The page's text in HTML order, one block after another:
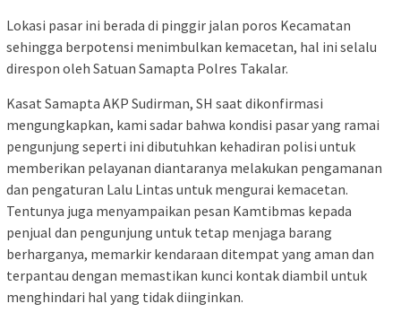
Lokasi pasar ini berada di pinggir jalan poros Kecamatan
sehingga berpotensi menimbulkan kemacetan, hal ini selalu
direspon oleh Satuan Samapta Polres Takalar.
Kasat Samapta AKP Sudirman, SH saat dikonfirmasi
mengungkapkan, kami sadar bahwa kondisi pasar yang ramai
pengunjung seperti ini dibutuhkan kehadiran polisi untuk
memberikan pelayanan diantaranya melakukan pengamanan
dan pengaturan Lalu Lintas untuk mengurai kemacetan.
Tentunya juga menyampaikan pesan Kamtibmas kepada
penjual dan pengunjung untuk tetap menjaga barang
berharganya, memarkir kendaraan ditempat yang aman dan
terpantau dengan memastikan kunci kontak diambil untuk
menghindari hal yang tidak diinginkan.